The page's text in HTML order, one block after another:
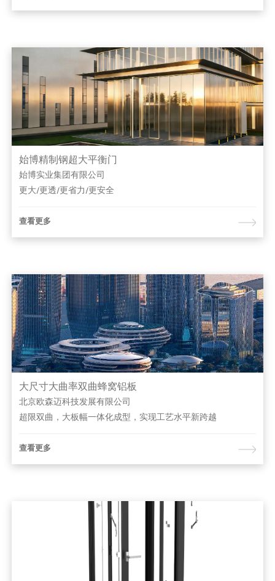
始博精制钢超大平衡门
始博实业集团有限公司
更大/更透/更省力/更安全
查看更多
大尺寸大曲率双曲蜂窝铝板
北京欧森迈科技发展有限公司
超限双曲，大板幅一体化成型，实现工艺水平新跨越
查看更多